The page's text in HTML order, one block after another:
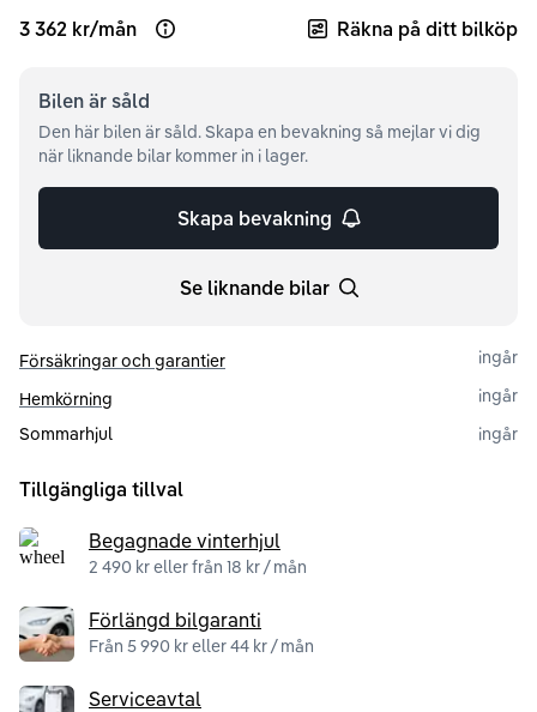
3 362 kr/mån Open loan example Räkna på ditt bilköp
Bilen är såld
Den här bilen är såld. Skapa en bevakning så mejlar vi dig
när liknande bilar kommer in i lager.
Skapa bevakning
Se liknande bilar
Försäkringar och garantier
ingår
Hemkörning
ingår
Sommarhjul
ingår
Tillgängliga tillval
Begagnade vinterhjul
2 490 kr eller från 18 kr / mån
Förlängd bilgaranti
Från 5 990 kr eller 44 kr / mån
Serviceavtal